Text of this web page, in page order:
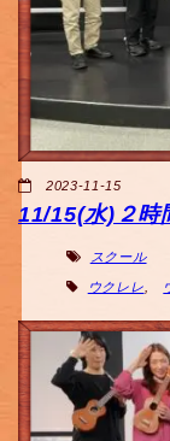
2023-11-15
11/15(水)２時
スクール
ウクレレ,